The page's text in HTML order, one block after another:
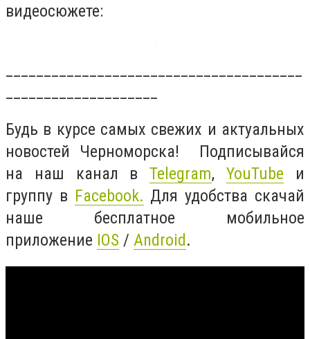
видеосюжете:
Будь в курсе самых свежих и актуальных
новостей Черноморска! Подписывайся
на наш канал вTelegram,YouTube и
группу в Facebook. Для удобства скачай
наше бесплатное мобильное
приложение IOS / Android.